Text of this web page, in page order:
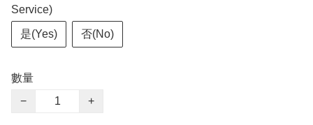
Service)
是(Yes) 否(No)
數量
−
+